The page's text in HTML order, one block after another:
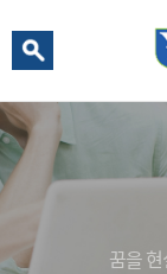
꿈을